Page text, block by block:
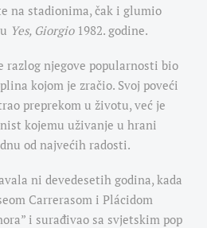
na stadionima, čak i glumio
Yes, Giorgio1982. godine.
razlog njegove popularnosti bio
kojom je zračio. Svoj poveći
preprekom u životu, već je
kojemu uživanje u hrani
od najvećih radosti.
ni devedesetih godina, kada
Carrerasom i Plácidom
i surađivao sa svjetskim pop